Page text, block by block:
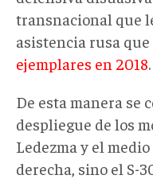
transnacional que
asistencia rusa que
ejemplares en 2018.
De esta manera se
despliegue de los
Ledezma y el
derecha, sino el S-